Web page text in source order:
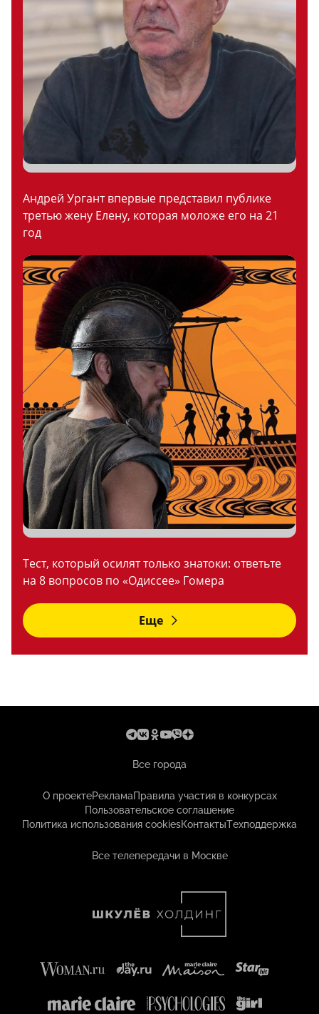
Андрей Ургант впервые представил публике
третью жену Елену, которая моложе его на 21
год
Тест, который осилят только знатоки: ответьте
на 8 вопросов по «Одиссее» Гомера
Еще
Все города
О проектеРекламаПравила участия в конкурсах
Пользовательское соглашение
Политика использования cookiesКонтактыТехподдержка
Все телепередачи в Москве